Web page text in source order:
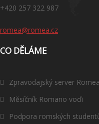
+420 257 322 987
romea@romea.cz
CO DĚLÁME
Zpravodajský server
Měsíčník Romano voďi
Podpora romských